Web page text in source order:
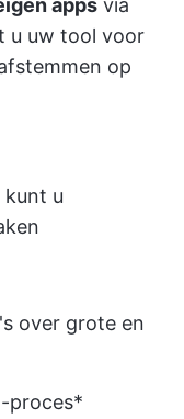
u uw tool voor
op
kunt u
over grote en
proces*